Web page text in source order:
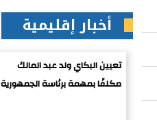
أخبار إقليمية
تعيين البكاي ولد عبد المالك
مكلفًا بمهمة برئاسة الجمهورية